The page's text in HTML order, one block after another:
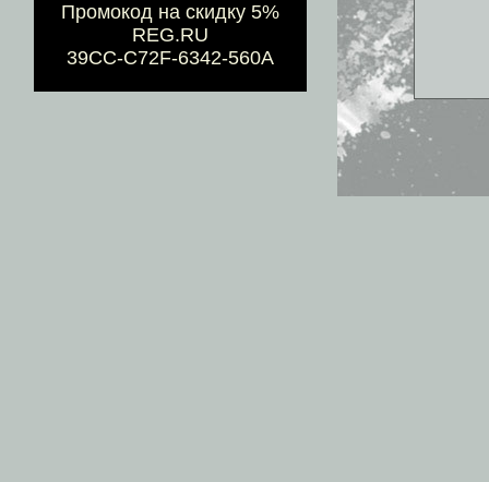
Промокод на скидку 5%
REG.RU
39CC-C72F-6342-560A